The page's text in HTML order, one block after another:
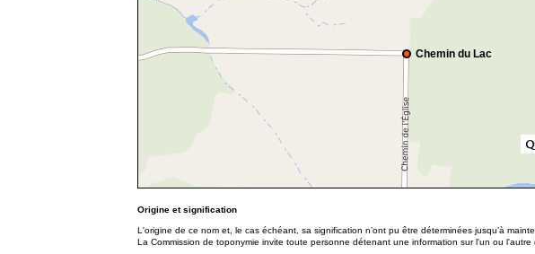
Chemin du Lac
Origine et signification
L'origine de ce nom et, le cas échéant, sa signification n’ont pu être déterminées jusqu’à
La Commission de toponymie invite toute personne détenant une information sur l'un ou l'autre